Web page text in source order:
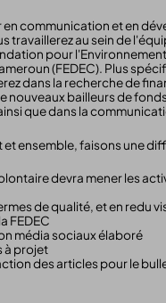
en communication et en
travaillerez au sein de
pour
(FEDEC). Plus
dans la recherche de
nouveaux bailleurs de
que dans la
ensemble, faisons une
devra mener les
de qualité, et en redu
FEDEC
média sociaux élaboré
à projet
des articles pour le